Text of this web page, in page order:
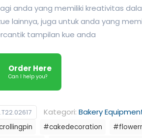
anda yang memiliki kreativitas
lainnya, juga untuk anda yang
tampilan kue anda
Order Here
Can I help you?
Kategori: Bakery
#cakedecoration